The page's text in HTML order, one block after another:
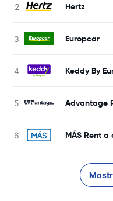
Hertz
Europcar
Keddy By
Advantage
MÁS Rent a